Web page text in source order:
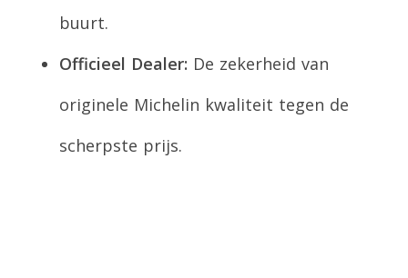
buurt.
Officieel Dealer: De zekerheid van
originele Michelin kwaliteit tegen de
scherpste prijs.